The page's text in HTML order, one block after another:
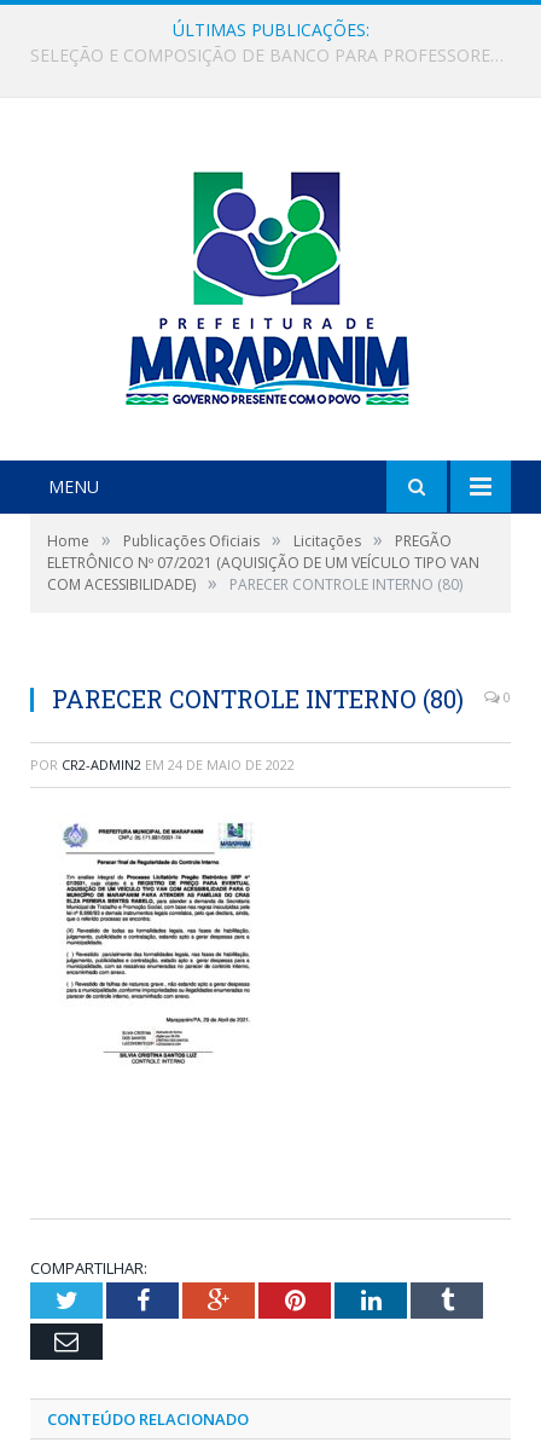
ÚLTIMAS PUBLICAÇÕES:
SELEÇÃO E COMPOSIÇÃO DE BANCO PARA PROFESSORES ALFABETIZADORES NO ÂMBITO DO PROGRAMA BRASIL ALFABETIZADO – PBA NOVO CICLO
MENU
Home » Publicações Oficiais » Licitações »
PREGÃO
ELETRÔNICO Nº 07/2021 (AQUISIÇÃO DE UM VEÍCULO TIPO VAN
COM ACESSIBILIDADE) » PARECER CONTROLE INTERNO (80)
PARECER CONTROLE INTERNO (80) 0
POR CR2-ADMIN2 EM 24 DE MAIO DE 2022
COMPARTILHAR:
TwitterFacebookGoogle+PinterestLinkedInTumblr
Email
CONTEÚDO RELACIONADO